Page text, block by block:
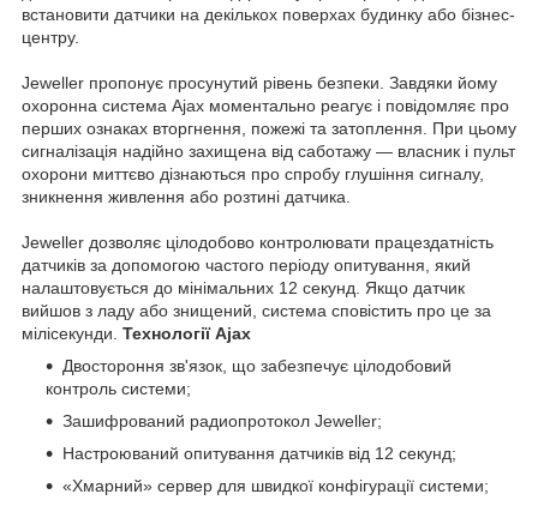
встановити датчики на декількох поверхах будинку або бізнес-
центру.
Jeweller пропонує просунутий рівень безпеки. Завдяки йому
охоронна система Ajax моментально реагує і повідомляє про
перших ознаках вторгнення, пожежі та затоплення. При цьому
сигналізація надійно захищена від саботажу — власник і пульт
охорони миттєво дізнаються про спробу глушіння сигналу,
зникнення живлення або розтині датчика.
Jeweller дозволяє цілодобово контролювати працездатність
датчиків за допомогою частого періоду опитування, який
налаштовується до мінімальних 12 секунд. Якщо датчик
вийшов з ладу або знищений, система сповістить про це за
мілісекунди. Технології Ajax
Двостороння зв'язок, що забезпечує цілодобовий
контроль системи;
Зашифрований радиопротокол Jeweller;
Настроюваний опитування датчиків від 12 секунд;
«Хмарний» сервер для швидкої конфігурації системи;